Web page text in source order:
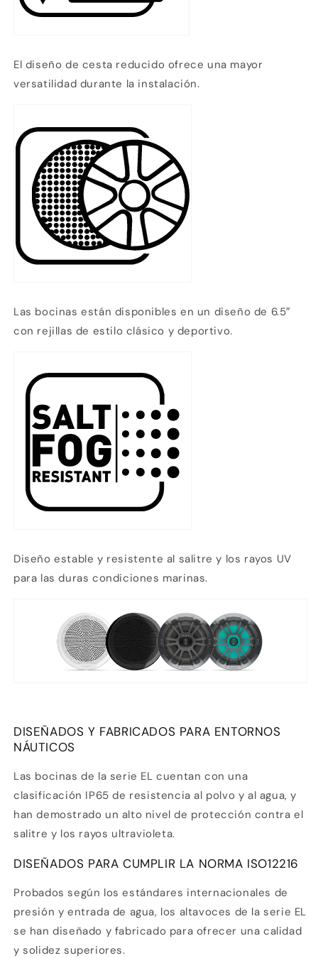
El diseño de cesta reducido ofrece una mayor
versatilidad durante la instalación.
Las bocinas están disponibles en un diseño de 6.5″
con rejillas de estilo clásico y deportivo.
Diseño estable y resistente al salitre y los rayos UV
para las duras condiciones marinas.
DISEÑADOS Y FABRICADOS PARA ENTORNOS
NÁUTICOS
Las bocinas de la serie EL cuentan con una
clasificación IP65 de resistencia al polvo y al agua, y
han demostrado un alto nivel de protección contra el
salitre y los rayos ultravioleta.
DISEÑADOS PARA CUMPLIR LA NORMA ISO12216
Probados según los estándares internacionales de
presión y entrada de agua, los altavoces de la serie EL
se han diseñado y fabricado para ofrecer una calidad
y solidez superiores.